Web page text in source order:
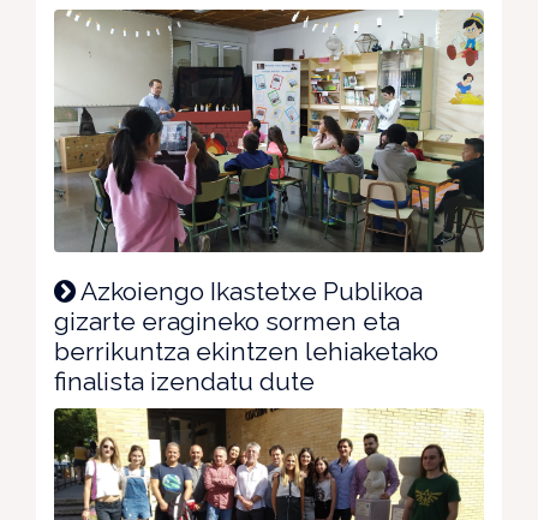
Azkoiengo Ikastetxe Publikoa
gizarte eragineko sormen eta
berrikuntza ekintzen lehiaketako
finalista izendatu dute